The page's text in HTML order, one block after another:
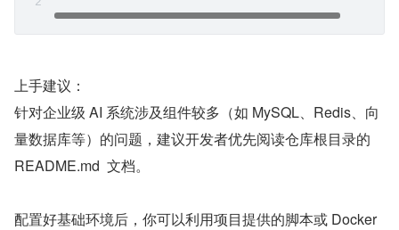
上手建议：
针对企业级 AI 系统涉及组件较多（如 MySQL、Redis、向
量数据库等）的问题，建议开发者优先阅读仓库根目录的
README.md  文档。
配置好基础环境后，你可以利用项目提供的脚本或 Docker